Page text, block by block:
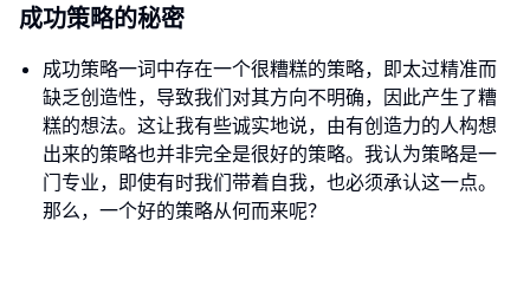
成功策略的秘密
成功策略一词中存在一个很糟糕的策略，即太过精准而
缺乏创造性，导致我们对其方向不明确，因此产生了糟
糕的想法。这让我有些诚实地说，由有创造力的人构想
出来的策略也并非完全是很好的策略。我认为策略是一
门专业，即使有时我们带着自我，也必须承认这一点。
那么，一个好的策略从何而来呢？